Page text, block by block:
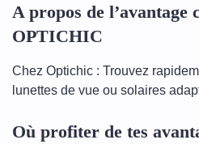
A propos de l’avantage
OPTICHIC
Chez Optichic : Trouvez
lunettes de vue ou solaires
Où profiter de tes